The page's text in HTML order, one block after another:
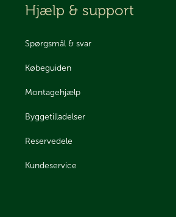
Hjælp & support
Spørgsmål & svar
Købeguiden
Montagehjælp
Byggetilladelser
Reservedele
Kundeservice